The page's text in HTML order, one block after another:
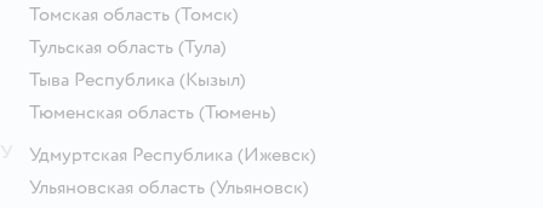
Томская область (Томск)
Тульская область (Тула)
Тыва Республика (Кызыл)
Тюменская область (Тюмень)
Удмуртская Республика (Ижевск)
Ульяновская область (Ульяновск)